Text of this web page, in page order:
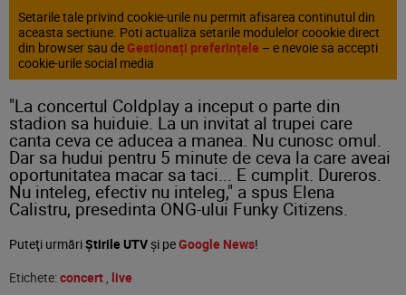
Setarile tale privind cookie-urile nu permit afisarea continutul din
aceasta sectiune. Poti actualiza setarile modulelor coookie direct
din browser sau de Gestionați preferințele – e nevoie sa accepti
cookie-urile social media
"La concertul Coldplay a inceput o parte din
stadion sa huiduie. La un invitat al trupei care
canta ceva ce aducea a manea. Nu cunosc omul.
Dar sa hudui pentru 5 minute de ceva la care aveai
oportunitatea macar sa taci... E cumplit. Dureros.
Nu inteleg, efectiv nu inteleg," a spus Elena
Calistru, presedinta ONG-ului Funky Citizens.
Puteţi urmăriȘtirile UTVşi peGoogle News!
Etichete:concert , live